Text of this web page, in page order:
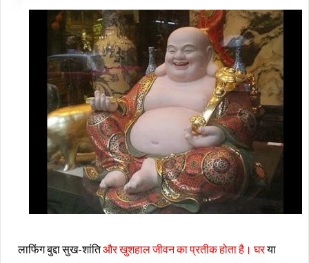
लाफिंग बुद्दा सुख-शांतिऔर खुशहाल जीवन का प्रतीक होता है। घरया